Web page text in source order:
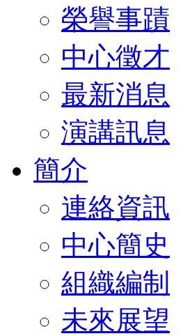
榮譽事蹟
中心徵才
最新消息
演講訊息
簡介
連絡資訊
中心簡史
組織編制
未來展望